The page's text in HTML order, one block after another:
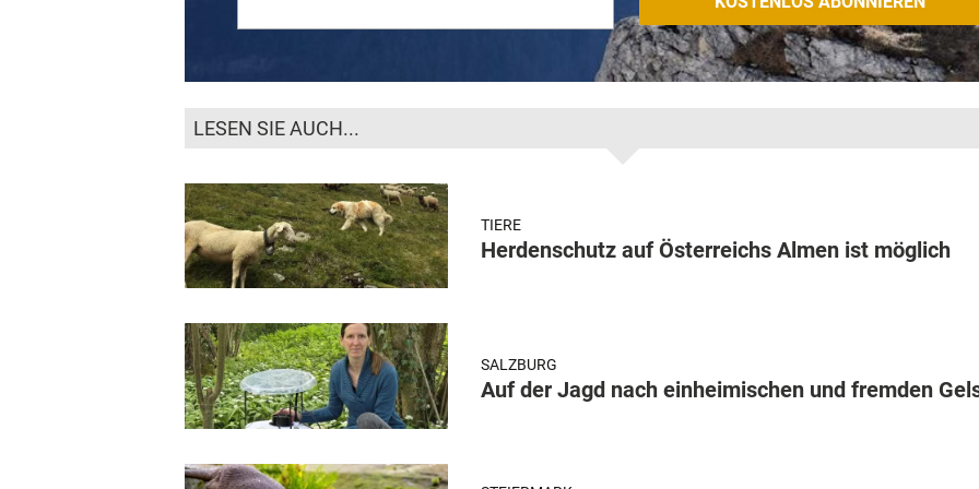
LESEN SIE AUCH...
TIERE
Herdenschutz auf Österreichs Almen ist möglich
SALZBURG
Auf der Jagd nach einheimischen und fremden